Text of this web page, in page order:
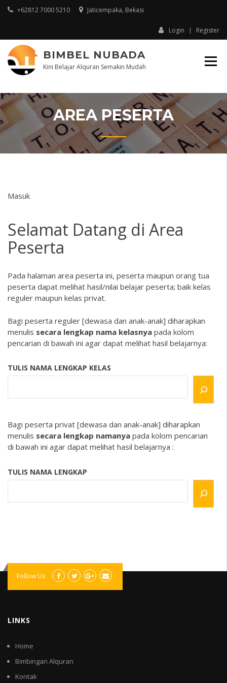
+62812 7000 5210 Jaticempaka, Bekasi
Login Register
BIMBEL NUBADA
Kini Belajar Alquran Semakin Mudah
AREA PESERTA
Masuk
Selamat Datang di Area
Peserta
Pada halaman area peserta ini, peserta maupun orang tua
peserta dapat melihat hasil/nilai belajar peserta; baik kelas
reguler maupun kelas privat.
Bagi peserta reguler [dewasa dan anak-anak] diharapkan
menulis secara lengkap nama kelasnya pada kolom
pencarian di bawah ini agar dapat melihat hasil belajarnya:
TULIS NAMA LENGKAP KELAS
Bagi peserta privat [dewasa dan anak-anak] diharapkan
menulis secara lengkap namanya pada kolom pencarian
di bawah ini agar dapat melihat hasil belajarnya :
TULIS NAMA LENGKAP
Follow Us
LINKS
Home
Bimbingan Alquran
Kontak